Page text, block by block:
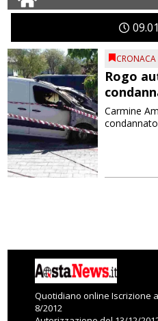
0901
CRONACA
Rogo
Carmine
Quotidiano online Iscrizione
8/2012